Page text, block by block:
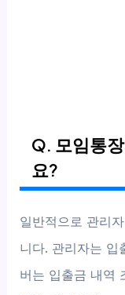
Q. 모임통
요?
일반적으로 관리
니다. 관리자는 입
버는 입출금 내역